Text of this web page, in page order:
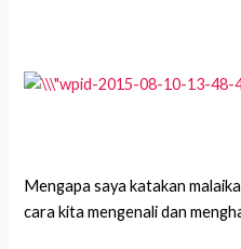
Mengapa saya katakan
cara kita mengenali dan